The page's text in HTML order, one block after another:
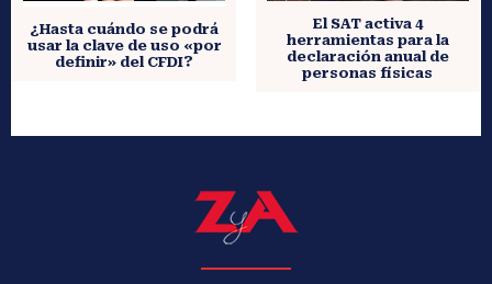
¿Hasta cuándo se podrá
usar la clave de uso «por
definir» del CFDI?
El SAT activa 4
herramientas para la
declaración anual de
personas físicas